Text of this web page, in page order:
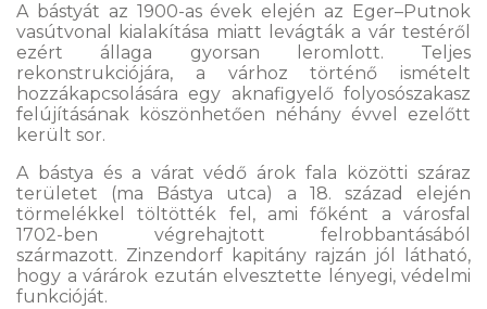
A bástyát az 1900-as évek elején az Eger–Putnok
vasútvonal kialakítása miatt levágták a vár testéről
ezért állaga gyorsan leromlott. Teljes
rekonstrukciójára, a várhoz történő ismételt
hozzákapcsolására egy aknafigyelő folyosószakasz
felújításának köszönhetően néhány évvel ezelőtt
került sor.
A bástya és a várat védő árok fala közötti száraz
területet (ma Bástya utca) a 18. század elején
törmelékkel töltötték fel, ami főként a városfal
1702-ben végrehajtott felrobbantásából
származott. Zinzendorf kapitány rajzán jól látható,
hogy a várárok ezután elvesztette lényegi, védelmi
funkcióját.